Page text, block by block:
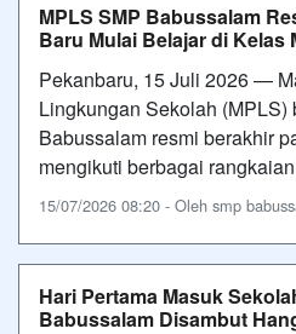
MPLS SMP Babussalam
Baru Mulai Belajar di Kelas
Pekanbaru, 15 Juli 2026 —
Lingkungan Sekolah (MPLS)
Babussalam resmi berakhir
mengikuti berbagai
15/07/2026 08:20 - Oleh smp
Hari Pertama Masuk
Babussalam Disambut